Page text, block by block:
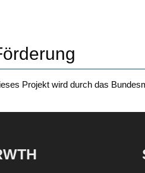
Pro­jekt wird durch das